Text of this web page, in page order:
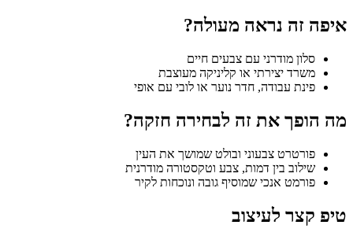
איפה זה נראה מעולה?
סלון מודרני עם צבעים חיים
משרד יצירתי או קליניקה מעוצבת
פינת עבודה, חדר נוער או לובי עם אופי
מה הופך את זה לבחירה חזקה?
פורטרט צבעוני ובולט שמושך את העין
שילוב בין דמות, צבע וטקסטורה מודרנית
פורמט אנכי שמוסיף גובה ונוכחות לקיר
טיפ קצר לעיצוב